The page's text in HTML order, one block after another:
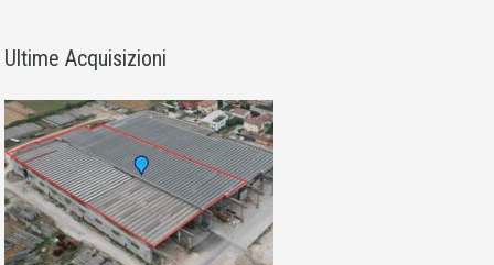
Ultime Acquisizioni